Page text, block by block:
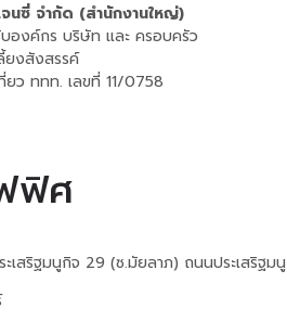
นซี่ จำกัด (สำนักงานใหญ่)
องค์กร บริษัท และ ครอบครัว
ยงสังสรรค์
ว ททท. เลขที่ 11/0758
ฟิศ
เสริฐมนูกิจ 29 (ซ.มัยลาภ) ถนนประเสริฐ